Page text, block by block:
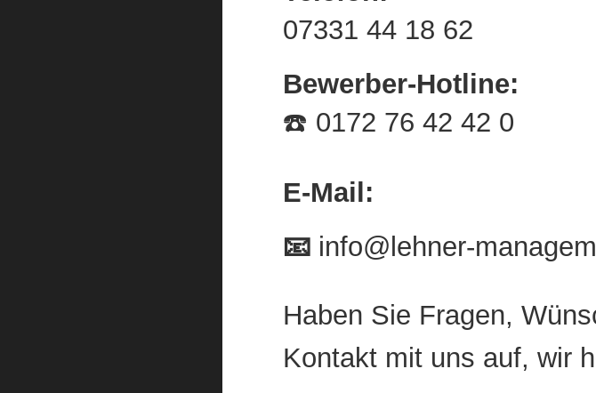
07331 44 18 62
Bewerber-Hotline:
☎️ 0172 76 42 42 0
E-Mail :
📧 info@lehner-
Haben Sie Fragen,
Kontakt mit uns auf, wir